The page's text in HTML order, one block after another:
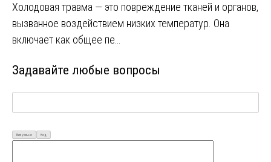
Холодовая травма — это повреждение тканей и органов,
вызванное воздействием низких температур. Она
включает как общее пе…
Задавайте любые вопросы
Визуально Код